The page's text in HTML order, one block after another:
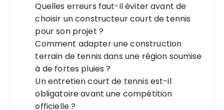
Quelles erreurs faut-il éviter avant de
choisir un constructeur court de tennis
pour son projet ?
Comment adapter une construction
terrain de tennis dans une région soumise
à de fortes pluies ?
Un entretien court de tennis est-il
obligatoire avant une compétition
officielle ?